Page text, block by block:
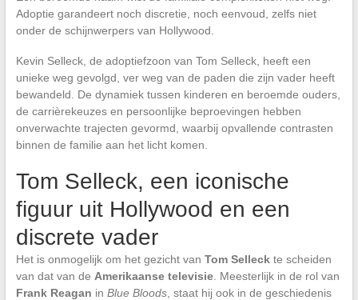
Adoptie garandeert noch discretie, noch eenvoud, zelfs niet
onder de schijnwerpers van Hollywood.
Kevin Selleck, de adoptiefzoon van Tom Selleck, heeft een
unieke weg gevolgd, ver weg van de paden die zijn vader heeft
bewandeld. De dynamiek tussen kinderen en beroemde ouders,
de carrièrekeuzes en persoonlijke beproevingen hebben
onverwachte trajecten gevormd, waarbij opvallende contrasten
binnen de familie aan het licht komen.
Tom Selleck, een iconische
figuur uit Hollywood en een
discrete vader
Het is onmogelijk om het gezicht van Tom Selleckte scheiden
van dat van de Amerikaanse televisie. Meesterlijk in de rol van
Frank Reagan in Blue Bloods, staat hij ook in de geschiedenis